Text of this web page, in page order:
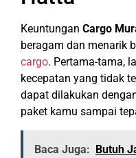
Keuntungan Cargo
beragam dan menarik
cargo. Pertama-tama,
kecepatan yang tidak
dapat dilakukan
paket kamu sampai
Baca Juga: Butuh